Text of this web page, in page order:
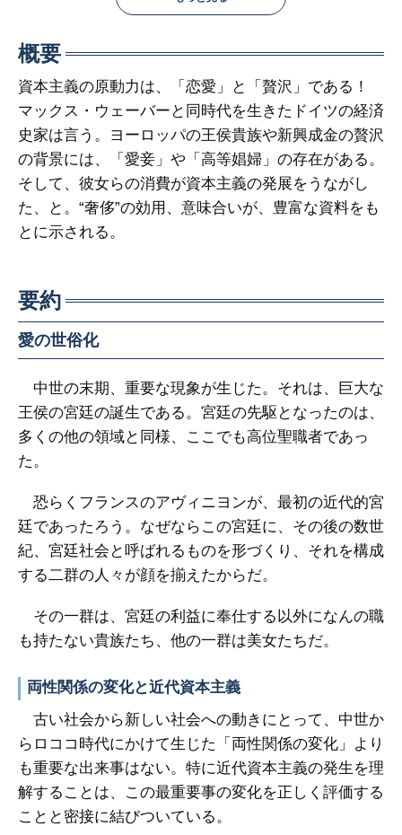
概要
資本主義の原動力は、「恋愛」と「贅沢」である！
マックス・ウェーバーと同時代を生きたドイツの経済
史家は言う。ヨーロッパの王侯貴族や新興成金の贅沢
の背景には、「愛妾」や「高等娼婦」の存在がある。
そして、彼女らの消費が資本主義の発展をうながし
た、と。“奢侈”の効用、意味合いが、豊富な資料をも
とに示される。
要約
愛の世俗化
中世の末期、重要な現象が生じた。それは、巨大な
王侯の宮廷の誕生である。宮廷の先駆となったのは、
多くの他の領域と同様、ここでも高位聖職者であっ
た。
恐らくフランスのアヴィニヨンが、最初の近代的宮
廷であったろう。なぜならこの宮廷に、その後の数世
紀、宮廷社会と呼ばれるものを形づくり、それを構成
する二群の人々が顔を揃えたからだ。
その一群は、宮廷の利益に奉仕する以外になんの職
も持たない貴族たち、他の一群は美女たちだ。
両性関係の変化と近代資本主義
古い社会から新しい社会への動きにとって、中世か
らロココ時代にかけて生じた「両性関係の変化」より
も重要な出来事はない。特に近代資本主義の発生を理
解することは、この最重要事の変化を正しく評価する
ことと密接に結びついている。